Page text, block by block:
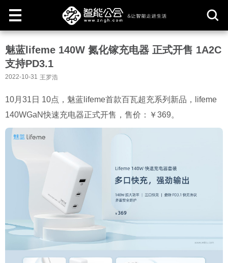
取
魅蓝lifeme 140W 氮化镓充电器 正式开售 1A2C
支持PD3.1
2022-10-31 王罗浩
10月31日 10点，魅蓝lifeme首款百瓦超充系列新品，lifeme
140WGaN快速充电器正式开售，售价：￥369。